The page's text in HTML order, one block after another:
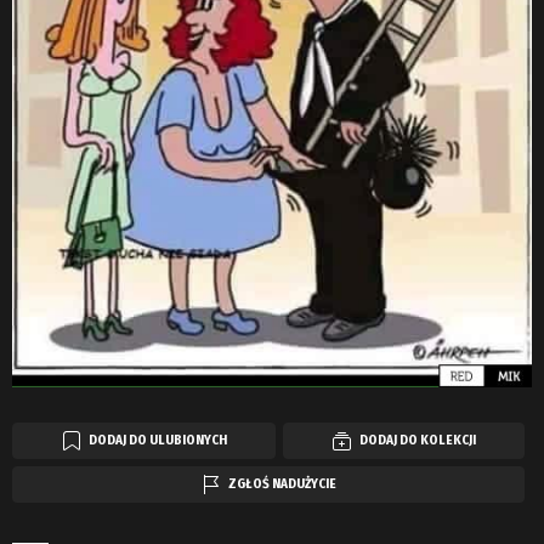
DODAJ DO ULUBIONYCH DODAJ DO KOLEKCJI
ZGŁOŚ NADUŻYCIE